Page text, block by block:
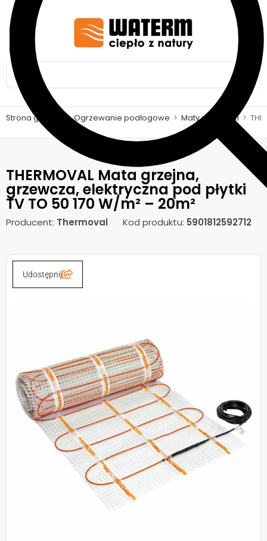
Strona główna > Ogrzewanie podłogowe > Maty pod płytki >
THERMOVAL Mata grzejna,
grzewcza, elektryczna pod płytki
TV TO 50 170 W/m² – 20m²
Producent: Thermoval Kod produktu: 5901812592712
Udostępnij